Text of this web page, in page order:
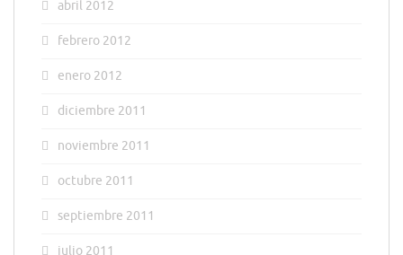
abril 2012
febrero 2012
enero 2012
diciembre 2011
noviembre 2011
octubre 2011
septiembre 2011
julio 2011